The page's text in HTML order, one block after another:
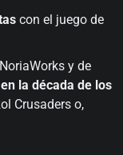
con el juego de
y de
la década de los
Crusaders o,